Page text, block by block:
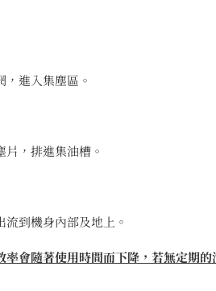
進入集塵區。
，排進集油槽。
到機身內部及地上。
會隨著使用時間而下降，若無定期